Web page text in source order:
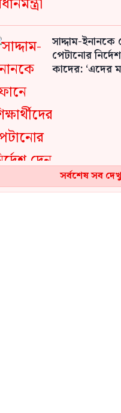
সাদ্দাম-ইনানকে
পেটানোর
কাদের: ‘এদের
সর্বশেষ সব